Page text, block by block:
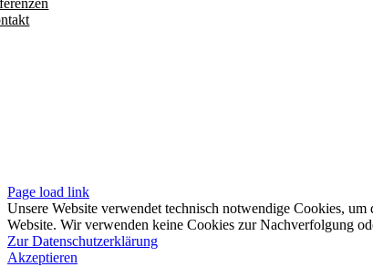
Page load link
Unsere Website verwendet technisch notwendige Cookies,
Website. Wir verwenden keine Cookies zur Nachverfolgung
Zur Datenschutzerklärung
Akzeptieren